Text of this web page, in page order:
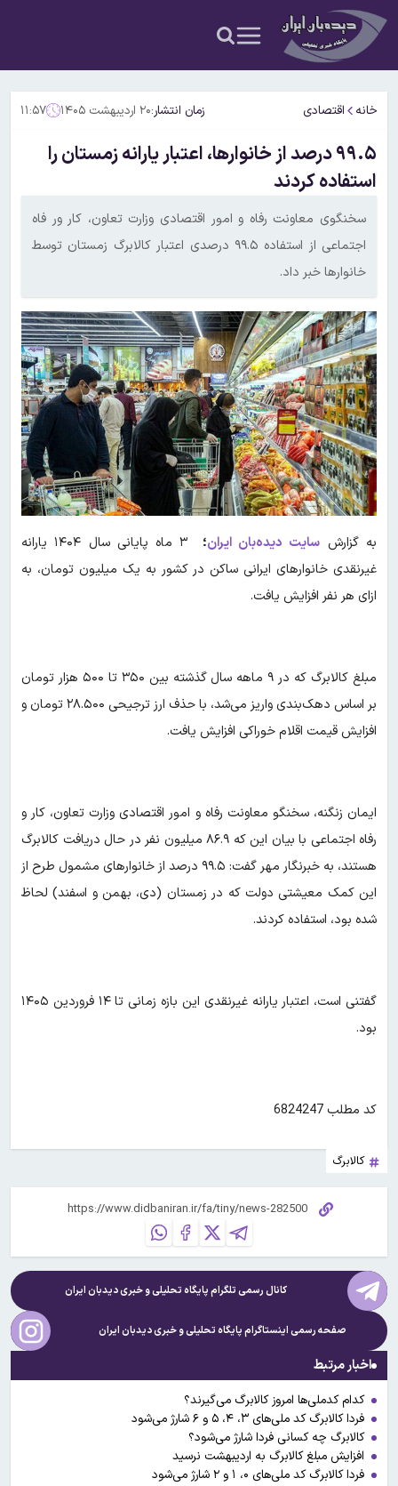
خانه اقتصادی زمان انتشار:۲۰ اردیبهشت ۱۴۰۵ ۱۱:۵۷
۹۹.۵ درصد از خانوارها، اعتبار یارانه زمستان را
استفاده کردند
سخنگوی معاونت رفاه و امور اقتصادی وزارت تعاون، کار ور فاه
اجتماعی از استفاده ۹۹.۵ درصدی اعتبار کالابرگ زمستان توسط
خانوارها خبر داد.
به گزارش سایت دیده‌بان ایران؛
۳ ماه پایانی سال ۱۴۰۴ یارانه
غیرنقدی خانوارهای ایرانی ساکن در کشور به یک میلیون تومان، به
ازای هر نفر افزایش یافت.
مبلغ کالابرگ که در ۹ ماهه سال گذشته بین ۳۵۰ تا ۵۰۰ هزار تومان
بر اساس دهک‌بندی واریز می‌شد، با حذف ارز ترجیحی ۲۸.۵۰۰ تومان و
افزایش قیمت اقلام خوراکی افزایش یافت.
ایمان زنگنه، سخنگو معاونت رفاه و امور اقتصادی وزارت تعاون، کار و
رفاه اجتماعی با بیان این که ۸۶.۹ میلیون نفر در حال دریافت کالابرگ
هستند، به خبرنگار مهر گفت: ۹۹.۵ درصد از خانوارهای مشمول طرح از
این کمک معیشتی دولت که در زمستان (دی، بهمن و اسفند) لحاظ
شده بود، استفاده کردند.
گفتنی است، اعتبار یارانه غیرنقدی این بازه زمانی تا ۱۴ فروردین ۱۴۰۵
بود.
کد مطلب 6824247
کالابرگ
کانال رسمی تلگرام پایگاه تحلیلی و خبریدیدبان ایران
صفحه رسمی اینستاگرام پایگاه تحلیلی و خبریدیدبان ایران
اخبار مرتبط
کدام کدملی‌ها امروز کالابرگ می‌گیرند؟
فردا کالابرگ کد ملی‌های ۳، ۴، ۵ و ۶ شارژ می‌شود
کالابرگ چه کسانی فردا شارژ می‌شود؟
افزایش مبلغ کالابرگ به اردیبهشت نرسید
فردا کالابرگ کد ملی‌های ۰، ۱ و ۲ شارژ می‌شود